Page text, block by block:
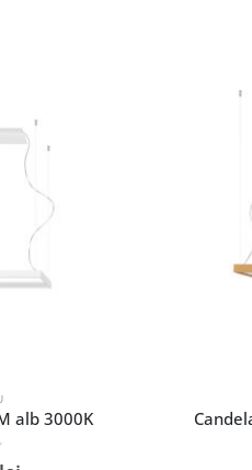
alb 3000K
5